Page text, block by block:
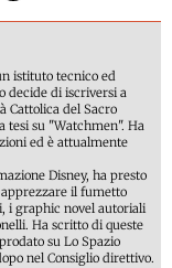
istituto tecnico ed
decide di iscriversi a
Cattolica del Sacro
tesi su "Watchmen". Ha
ed è attualmente
Disney, ha presto
il fumetto
i graphic novel autoriali
Ha scritto di queste
su Lo Spazio
nel Consiglio direttivo.